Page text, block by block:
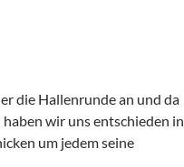
die Hallenrunde an und da
wir uns entschieden in
um jedem seine